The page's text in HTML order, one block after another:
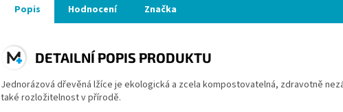
Popis Hodnocení Značka
DETAILNÍ POPIS PRODUKTU
Jednorázová dřevěná lžíce je ekologická a zcela kompostovatelná, zdravotně
také rozložitelnost v přírodě.